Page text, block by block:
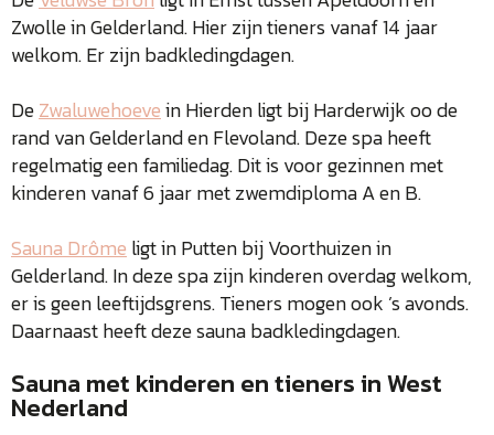
Zwolle in Gelderland. Hier zijn tieners vanaf 14 jaar
welkom. Er zijn badkledingdagen.
DeZwaluwehoevein Hierden ligt bij Harderwijk oo de
rand van Gelderland en Flevoland. Deze spa heeft
regelmatig een familiedag. Dit is voor gezinnen met
kinderen vanaf 6 jaar met zwemdiploma A en B.
Sauna Drôme ligt in Putten bij Voorthuizen in
Gelderland. In deze spa zijn kinderen overdag welkom,
er is geen leeftijdsgrens. Tieners mogen ook ’s avonds.
Daarnaast heeft deze sauna badkledingdagen.
Sauna met kinderen en tieners in West
Nederland